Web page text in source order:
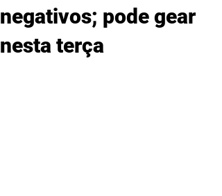
negativos; pode gear
nesta terça